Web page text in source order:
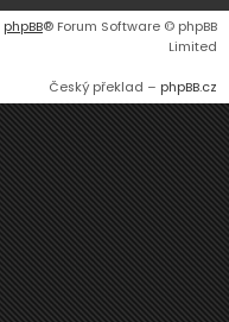
phpBB® Forum Software © phpBB
Limited
Český překlad – phpBB.cz